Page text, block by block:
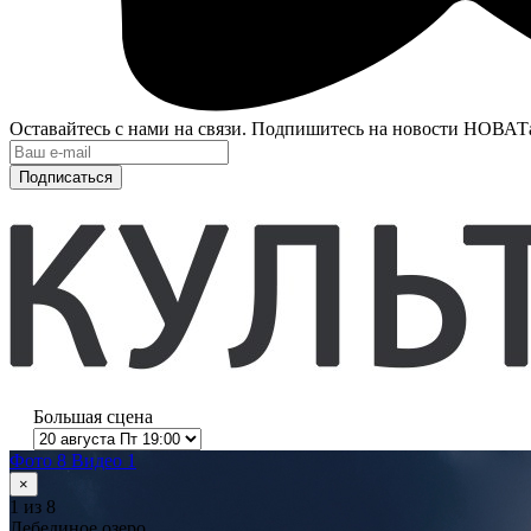
Оставайтесь с нами на связи. Подпишитесь на новости
Подписаться
Большая сцена
Фото 8 Видео 1
×
1 из 8